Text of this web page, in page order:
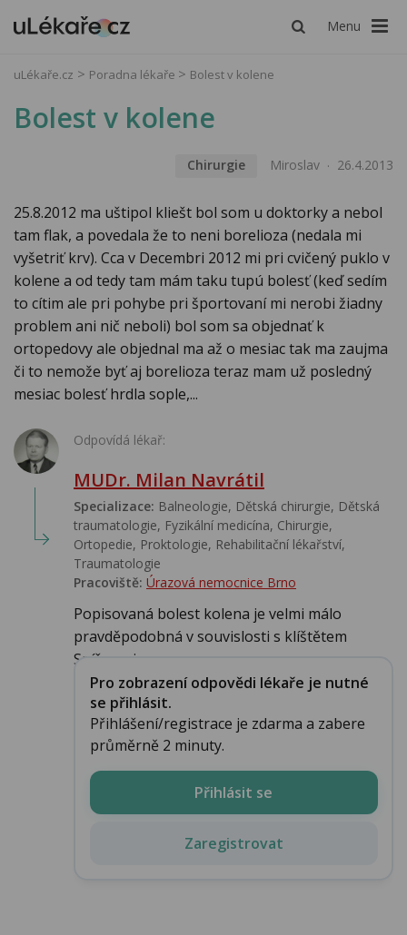
Menu
uLékaře.cz Poradna lékaře Bolest v kolene
Bolest v kolene
Chirurgie Miroslav 26.4.2013
25.8.2012 ma uštipol kliešt bol som u doktorky a nebol
tam flak, a povedala že to neni borelioza (nedala mi
vyšetriť krv). Cca v Decembri 2012 mi pri cvičený puklo v
kolene a od tedy tam mám taku tupú bolesť (keď sedím
to cítim ale pri pohybe pri športovaní mi nerobi žiadny
problem ani nič neboli) bol som sa objednať k
ortopedovy ale objednal ma až o mesiac tak ma zaujma
či to nemože byť aj borelioza teraz mam už posledný
mesiac bolesť hrdla sople,...
Odpovídá lékař:
MUDr. Milan Navrátil
Specializace: Balneologie, Dětská chirurgie, Dětská
traumatologie, Fyzikální medicína, Chirurgie,
Ortopedie, Proktologie, Rehabilitační lékařství‎,
Traumatologie
Pracoviště: Úrazová nemocnice Brno
Popisovaná bolest kolena je velmi málo
pravděpodobná v souvislosti s klíštětem
Spíše se je...
Pro zobrazení odpovědi lékaře je nutné
se přihlásit.
Přihlášení/registrace je zdarma a zabere
průměrně 2 minuty.
Přihlásit se
Zaregistrovat